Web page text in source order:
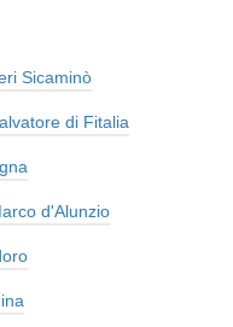
Sicaminò
di Fitalia
d'Alunzio